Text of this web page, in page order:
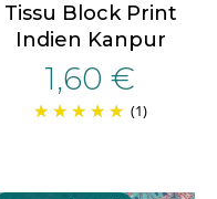
Tissu Block Print
Indien Kanpur
1,60 €
(1)